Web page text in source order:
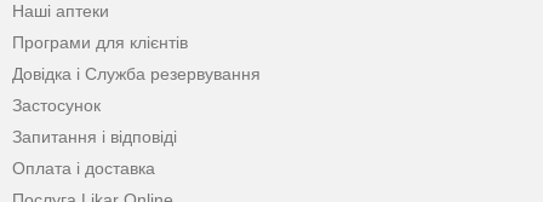
Наші аптеки
Програми для клієнтів
Довідка і Служба резервування
Застосунок
Запитання і відповіді
Оплата і доставка